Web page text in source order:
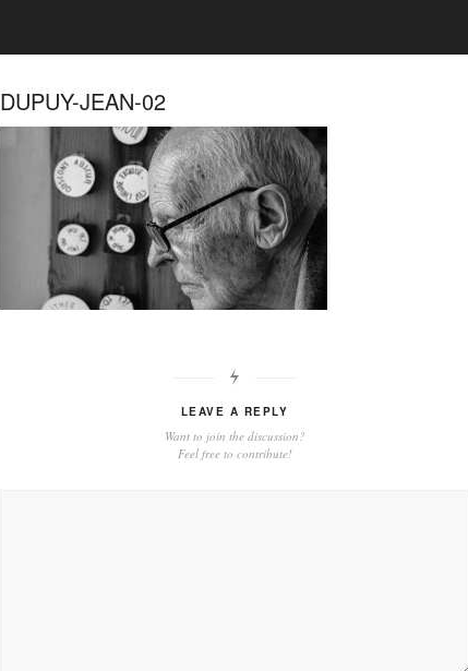
DUPUY-JEAN-02
LEAVE A REPLY
Want to join the discussion?
Feel free to contribute!